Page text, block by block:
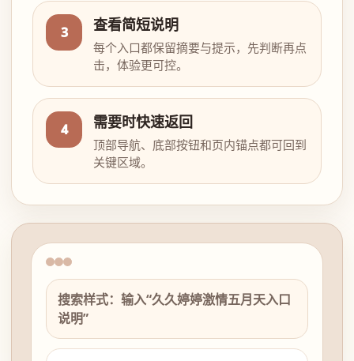
3 查看简短说明
每个入口都保留摘要与提示，先判断再点
击，体验更可控。
4 需要时快速返回
顶部导航、底部按钮和页内锚点都可回到
关键区域。
搜索样式：输入“久久婷婷激情五月天入口
说明”